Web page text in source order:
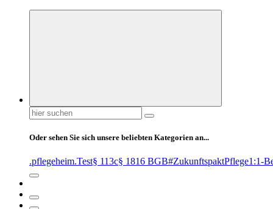
Suchen
nach:
Oder sehen Sie sich unsere beliebten Kategorien an...
.pflegeheim.Test§ 113c§ 1816 BGB#ZukunftspaktPflege1:1-